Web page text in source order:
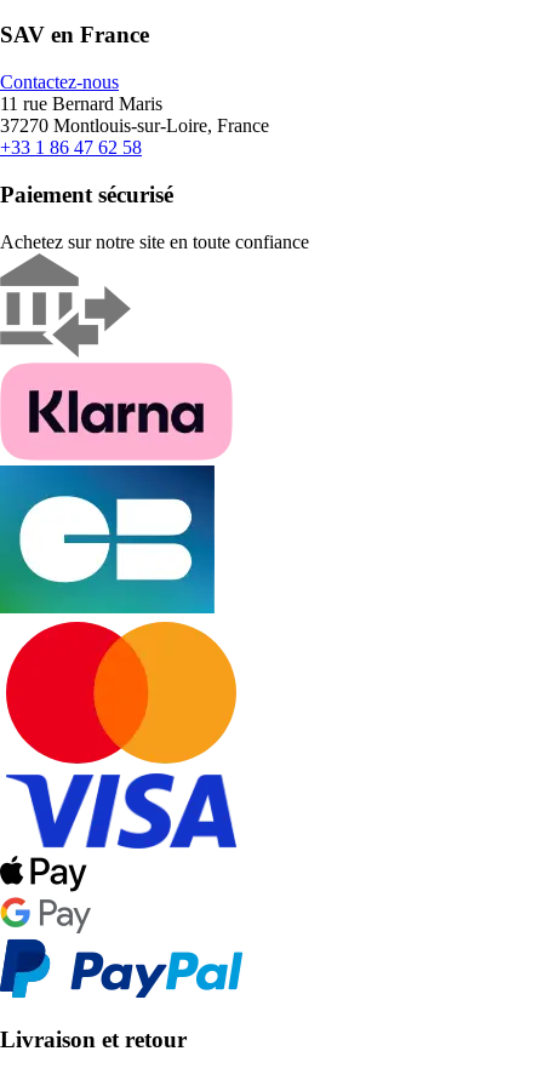
SAV en France
Contactez-nous
11 rue Bernard Maris
37270 Montlouis-sur-Loire, France
+33 1 86 47 62 58
Paiement sécurisé
Achetez sur notre site en toute confiance
Livraison et retour